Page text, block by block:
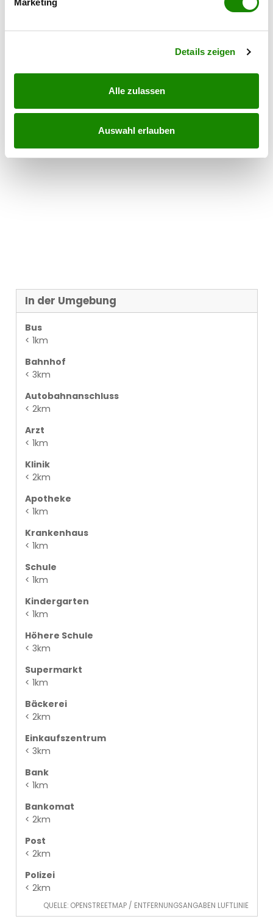
Erfahren Sie mehr darüber, wie Ihre persönlichen Daten
Details zeigen
Alle zulassen
Auswahl erlauben
In der Umgebung
Bus
< 1km
Bahnhof
< 3km
Autobahnanschluss
< 2km
Arzt
< 1km
Klinik
< 2km
Apotheke
< 1km
Krankenhaus
< 1km
Schule
< 1km
Kindergarten
< 1km
Höhere Schule
< 3km
Supermarkt
< 1km
Bäckerei
< 2km
Einkaufszentrum
< 3km
Bank
< 1km
Bankomat
< 2km
Post
< 2km
Polizei
< 2km
QUELLE: OPENSTREETMAP / ENTFERNUNGSANGABEN LUFTLINIE